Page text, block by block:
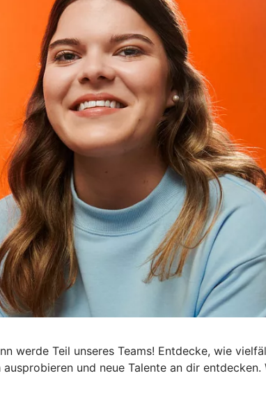
werde Teil unseres Teams! Entdecke, wie
und neue Talente an dir